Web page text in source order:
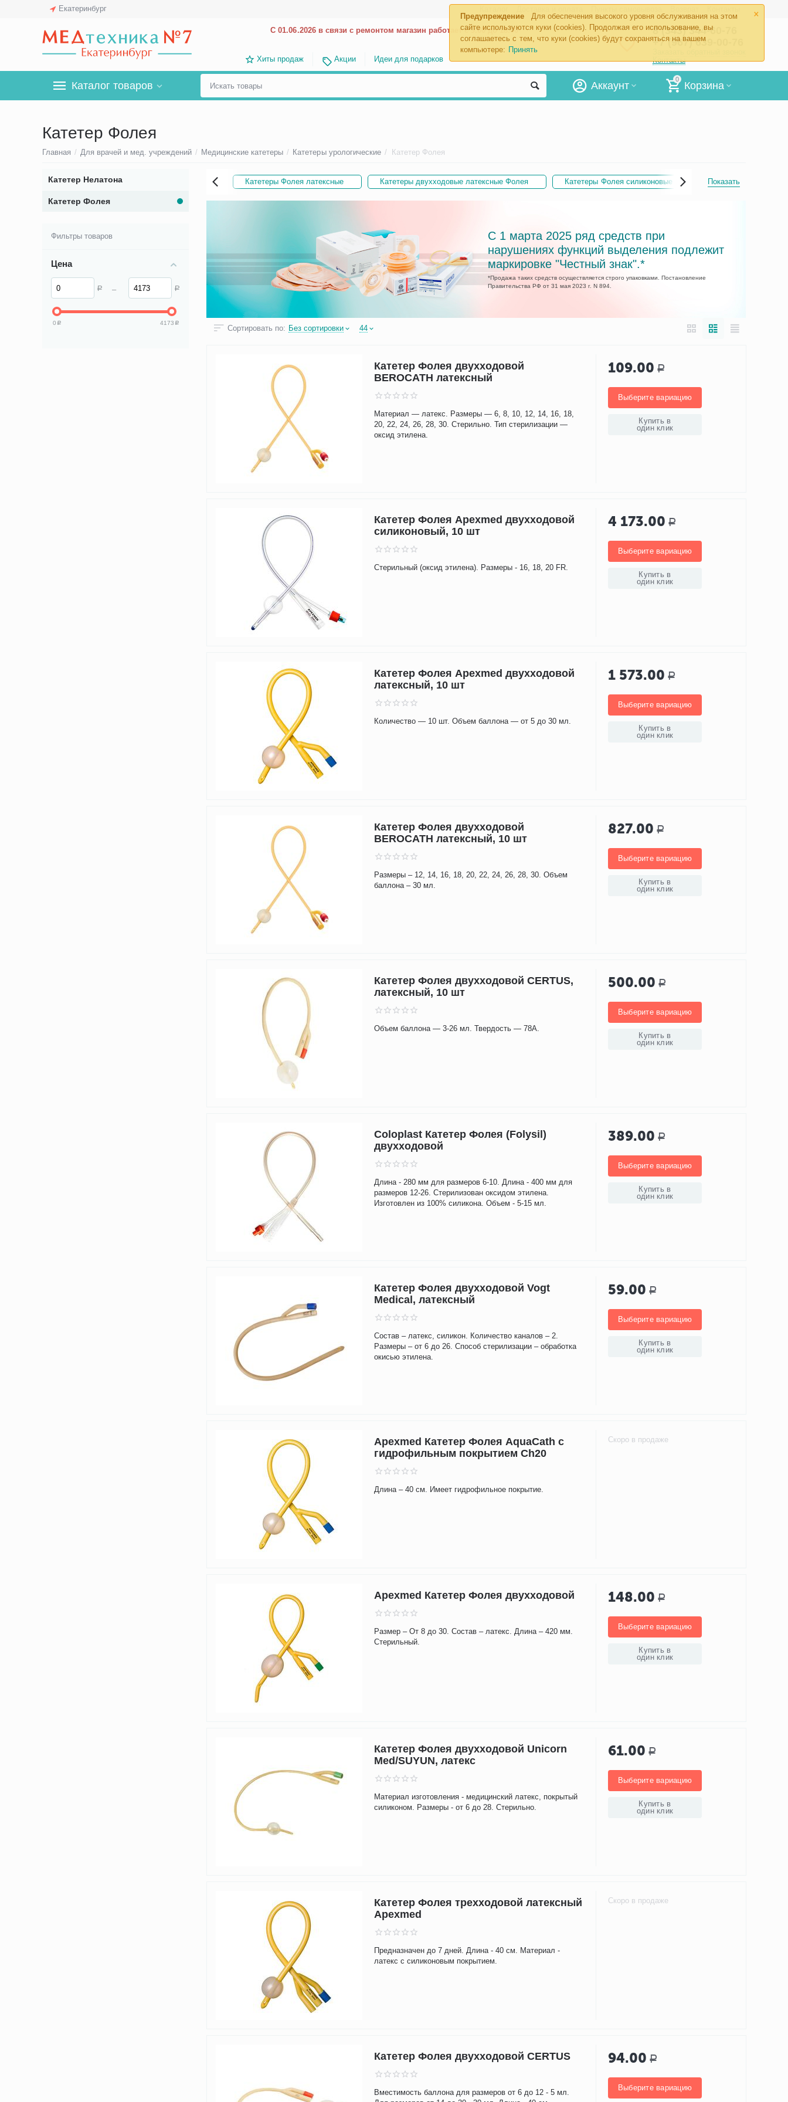
×
Предупреждение
Для обеспечения высокого уровня обслуживания на этом
сайте используются куки (cookies). Продолжая его использование, вы
соглашаетесь с тем, что куки (cookies) будут сохраняться на вашем
компьютере: Принять
Екатеринбург
С 01.06.2026 в связи с ремонтом магазин работает с 9.00 до 18.00
Хиты продаж Акции Идеи для подарков
8 (343) 344-60-76
+7 (967) 639-00-76
Контакты
Каталог товаров
0
Корзина
Аккаунт
Катетер Фолея
Главная / Для врачей и мед. учреждений / Медицинские катетеры / Катетеры урологические / Катетер Фолея
Катетеры Фолея латексные Катетеры двухходовые латексные Фолея Катетеры Фолея силиконовые Катетеры Фолея
Показать
С 1 марта 2025 ряд средств при
нарушениях функций выделения подлежит
маркировке "Честный знак".*
*Продажа таких средств осуществляется строго упаковками. Постановление
Правительства РФ от 31 мая 2023 г. N 894.
Сортировать по: Без сортировки 44
Катетер Фолея двухходовой
BEROCATH латексный
Материал — латекс. Размеры — 6, 8, 10, 12, 14, 16, 18,
20, 22, 24, 26, 28, 30. Стерильно. Тип стерилизации —
оксид этилена.
109.00 Р
Выберите вариацию
Купить в
один клик
Катетер Фолея Apexmed двухходовой
силиконовый, 10 шт
Стерильный (оксид этилена). Размеры - 16, 18, 20 FR.
4 173.00 Р
Выберите вариацию
Купить в
один клик
Катетер Фолея Apexmed двухходовой
латексный, 10 шт
Количество — 10 шт. Объем баллона — от 5 до 30 мл.
1 573.00 Р
Выберите вариацию
Купить в
один клик
Катетер Фолея двухходовой
BEROCATH латексный, 10 шт
Размеры – 12, 14, 16, 18, 20, 22, 24, 26, 28, 30. Объем
баллона – 30 мл.
827.00 Р
Выберите вариацию
Купить в
один клик
Катетер Фолея двухходовой CERTUS,
латексный, 10 шт
Объем баллона — 3-26 мл. Твердость — 78А.
500.00 Р
Выберите вариацию
Купить в
один клик
Coloplast Катетер Фолея (Folysil)
двухходовой
Длина - 280 мм для размеров 6-10. Длина - 400 мм для
размеров 12-26. Стерилизован оксидом этилена.
Изготовлен из 100% силикона. Объем - 5-15 мл.
389.00 Р
Выберите вариацию
Купить в
один клик
Катетер Фолея двухходовой Vogt
Medical, латексный
Состав – латекс, силикон. Количество каналов – 2.
Размеры – от 6 до 26. Способ стерилизации – обработка
окисью этилена.
59.00 Р
Выберите вариацию
Купить в
один клик
Apexmed Катетер Фолея AquaCath с
гидрофильным покрытием Ch20
Длина – 40 см. Имеет гидрофильное покрытие.
Скоро в продаже
Apexmed Катетер Фолея двухходовой
Размер – От 8 до 30. Состав – латекс. Длина – 420 мм.
Стерильный.
148.00 Р
Выберите вариацию
Купить в
один клик
Катетер Фолея двухходовой Unicorn
Med/SUYUN, латекс
Материал изготовления - медицинский латекс, покрытый
силиконом. Размеры - от 6 до 28. Стерильно.
61.00 Р
Выберите вариацию
Купить в
один клик
Катетер Фолея трехходовой латексный
Apexmed
Предназначен до 7 дней. Длина - 40 см. Материал -
латекс с силиконовым покрытием.
Скоро в продаже
Катетер Фолея двухходовой CERTUS
Вместимость баллона для размеров от 6 до 12 - 5 мл.
94.00 Р
Выберите вариацию
Катетер Нелатона
Катетер Фолея
Фильтры товаров
Цена
Р – Р
0 Р 4173 Р